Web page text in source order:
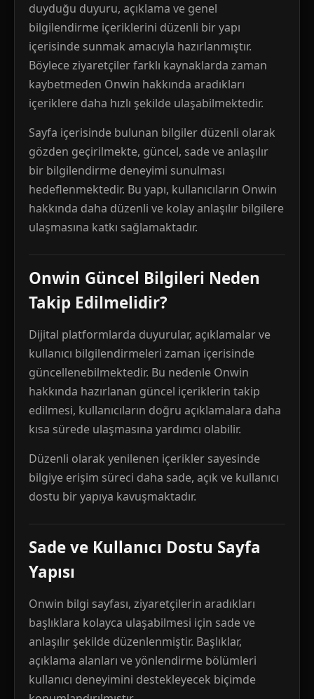
duyduğu duyuru, açıklama ve genel
bilgilendirme içeriklerini düzenli bir yapı
içerisinde sunmak amacıyla hazırlanmıştır.
Böylece ziyaretçiler farklı kaynaklarda zaman
kaybetmeden Onwin hakkında aradıkları
içeriklere daha hızlı şekilde ulaşabilmektedir.
Sayfa içerisinde bulunan bilgiler düzenli olarak
gözden geçirilmekte, güncel, sade ve anlaşılır
bir bilgilendirme deneyimi sunulması
hedeflenmektedir. Bu yapı, kullanıcıların Onwin
hakkında daha düzenli ve kolay anlaşılır bilgilere
ulaşmasına katkı sağlamaktadır.
Onwin Güncel Bilgileri Neden
Takip Edilmelidir?
Dijital platformlarda duyurular, açıklamalar ve
kullanıcı bilgilendirmeleri zaman içerisinde
güncellenebilmektedir. Bu nedenle Onwin
hakkında hazırlanan güncel içeriklerin takip
edilmesi, kullanıcıların doğru açıklamalara daha
kısa sürede ulaşmasına yardımcı olabilir.
Düzenli olarak yenilenen içerikler sayesinde
bilgiye erişim süreci daha sade, açık ve kullanıcı
dostu bir yapıya kavuşmaktadır.
Sade ve Kullanıcı Dostu Sayfa
Yapısı
Onwin bilgi sayfası, ziyaretçilerin aradıkları
başlıklara kolayca ulaşabilmesi için sade ve
anlaşılır şekilde düzenlenmiştir. Başlıklar,
açıklama alanları ve yönlendirme bölümleri
kullanıcı deneyimini destekleyecek biçimde